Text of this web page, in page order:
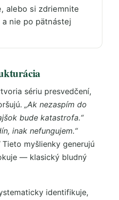
alebo si zdriemnite
nie po pätnástej
sériu presvedčení,
„Ak nezaspím do
bude katastrofa.“
inak nefungujem.“
Tieto myšlienky generujú
— klasický bludný
identifikuje,